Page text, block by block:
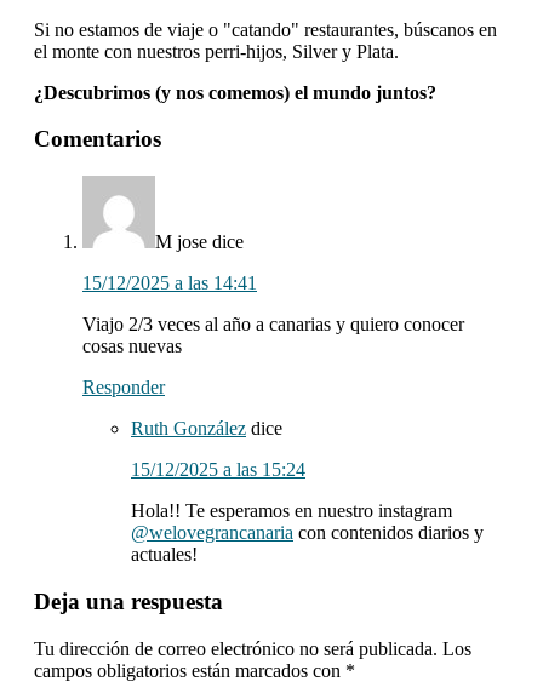
Si no estamos de viaje o "catando" restaurantes, búscanos en
el monte con nuestros perri-hijos, Silver y Plata.
¿Descubrimos (y nos comemos) el mundo juntos?
Interacciones
lectores
Comentarios
M jose dice
15/12/2025 a las 14:41
Viajo 2/3 veces al año a canarias y quiero conocer
cosas nuevas
Responder
Ruth González dice
15/12/2025 a las 15:24
Hola!! Te esperamos en nuestro instagram
@welovegrancanaria con contenidos diarios y
actuales!
Deja una respuesta
Tu dirección de correo electrónico no será publicada. Los
campos obligatorios están marcados con *